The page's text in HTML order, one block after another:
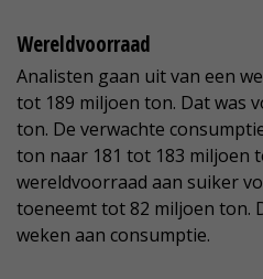
Wereldvoorraad
Analisten gaan uit van een
tot 189 miljoen ton. Dat was
ton. De verwachte
ton naar 181 tot 183 miljoen
wereldvoorraad aan suiker
toeneemt tot 82 miljoen ton.
weken aan consumptie.